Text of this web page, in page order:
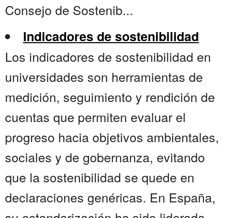
Consejo de Sostenib...
Indicadores de sostenibilidad
Los indicadores de sostenibilidad en
universidades son herramientas de
medición, seguimiento y rendición de
cuentas que permiten evaluar el
progreso hacia objetivos ambientales,
sociales y de gobernanza, evitando
que la sostenibilidad se quede en
declaraciones genéricas. En España,